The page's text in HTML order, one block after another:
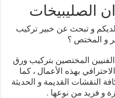
الصليبيخات
و تبحث عن خبير تركيب
و المختص ؟
المختصين بتركيب ورق
بهذه الأعمال ، كما
النقشات القديمة و الحديثة
و فريد من نوعها .